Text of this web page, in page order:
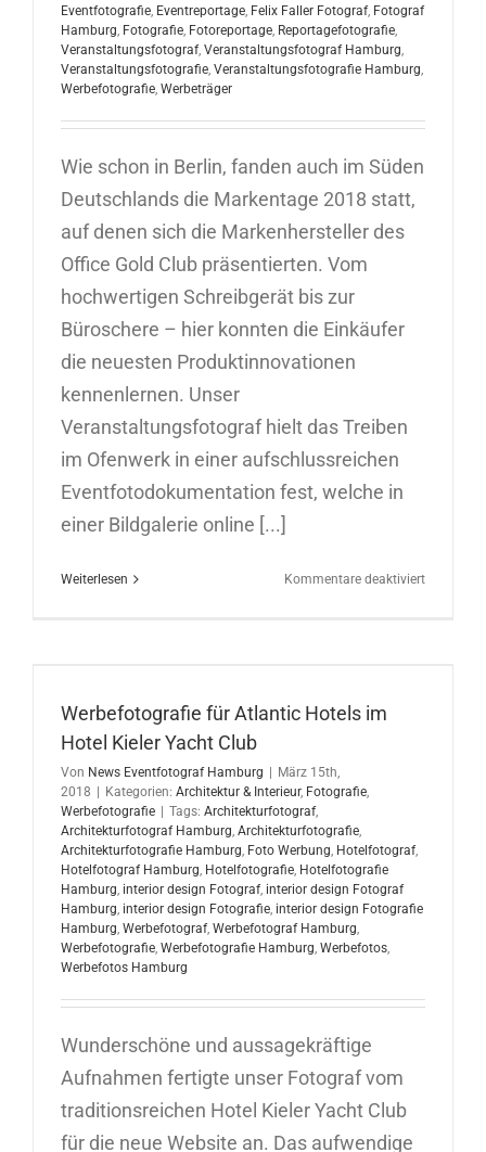
Eventfotografie, Eventreportage, Felix Faller Fotograf, Fotograf
Hamburg, Fotografie, Fotoreportage, Reportagefotografie,
Veranstaltungsfotograf, Veranstaltungsfotograf Hamburg,
Veranstaltungsfotografie, Veranstaltungsfotografie Hamburg,
Werbefotografie, Werbeträger
Wie schon in Berlin, fanden auch im Süden
Deutschlands die Markentage 2018 statt,
auf denen sich die Markenhersteller des
Office Gold Club präsentierten. Vom
hochwertigen Schreibgerät bis zur
Büroschere – hier konnten die Einkäufer
die neuesten Produktinnovationen
kennenlernen. Unser
Veranstaltungsfotograf hielt das Treiben
im Ofenwerk in einer aufschlussreichen
Eventfotodokumentation fest, welche in
einer Bildgalerie online [...]
Weiterlesen Kommentare deaktiviertfür
Werbefotografie für Atlantic Hotels im
Hotel Kieler Yacht Club
Von News Eventfotograf Hamburg
März 15th,
2018
Kategorien: Architektur & Interieur, Fotografie,
Werbefotografie
Tags: Architekturfotograf,
Architekturfotograf Hamburg, Architekturfotografie,
Architekturfotografie Hamburg, Foto Werbung, Hotelfotograf,
Hotelfotograf Hamburg, Hotelfotografie, Hotelfotografie
Hamburg, interior design Fotograf, interior design Fotograf
Hamburg, interior design Fotografie, interior design Fotografie
Hamburg, Werbefotograf, Werbefotograf Hamburg,
Werbefotografie, Werbefotografie Hamburg, Werbefotos,
Werbefotos Hamburg
Wunderschöne und aussagekräftige
Aufnahmen fertigte unser Fotograf vom
traditionsreichen Hotel Kieler Yacht Club
für die neue Website an. Das aufwendige